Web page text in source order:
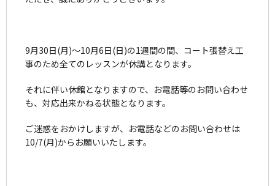
9月30日(月)～10月6日(日)の1週間の間、コート張替え工
事のため全てのレッスンが休講となります。
それに伴い休館となりますので、お電話等のお問い合わせ
も、対応出来かねる状態となります。
ご迷惑をおかけしますが、お電話などのお問い合わせは
10/7(月)からお願いいたします。